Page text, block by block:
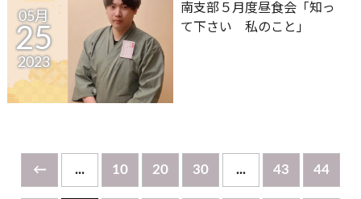
05月
25
2023
南支部５月度昼食会「知っ
て下さい 私のこと」
← ... 10 20 30 ... 43 44